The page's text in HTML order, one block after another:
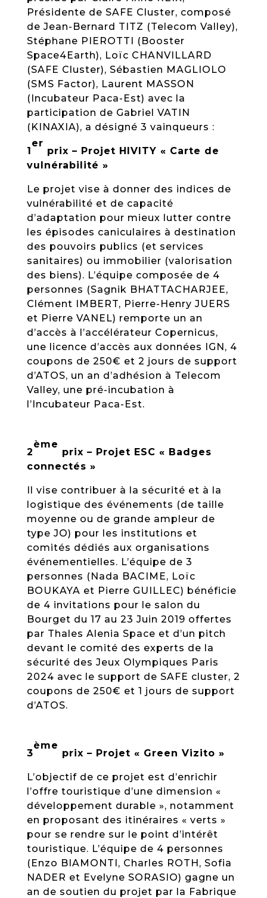
Présidente de SAFE Cluster, composé
de Jean-Bernard TITZ (Telecom Valley),
Stéphane PIEROTTI (Booster
Space4Earth), Loïc CHANVILLARD
(SAFE Cluster), Sébastien MAGLIOLO
(SMS Factor), Laurent MASSON
(Incubateur Paca-Est) avec la
participation de Gabriel VATIN
(KINAXIA), a désigné 3 vainqueurs :
1
er
prix – Projet HIVITY « Carte de
vulnérabilité »
Le projet vise à donner des indices de
vulnérabilité et de capacité
d’adaptation pour mieux lutter contre
les épisodes caniculaires à destination
des pouvoirs publics (et services
sanitaires) ou immobilier (valorisation
des biens). L’équipe composée de 4
personnes (Sagnik BHATTACHARJEE,
Clément IMBERT, Pierre-Henry JUERS
et Pierre VANEL) remporte un an
d’accès à l’accélérateur Copernicus,
une licence d’accès aux données IGN, 4
coupons de 250€ et 2 jours de support
d’ATOS, un an d’adhésion à Telecom
Valley, une pré-incubation à
l’Incubateur Paca-Est.
2
ème
prix – Projet ESC « Badges
connectés »
Il vise contribuer à la sécurité et à la
logistique des événements (de taille
moyenne ou de grande ampleur de
type JO) pour les institutions et
comités dédiés aux organisations
événementielles. L’équipe de 3
personnes (Nada BACIME, Loïc
BOUKAYA et Pierre GUILLEC) bénéficie
de 4 invitations pour le salon du
Bourget du 17 au 23 Juin 2019 offertes
par Thales Alenia Space et d’un pitch
devant le comité des experts de la
sécurité des Jeux Olympiques Paris
2024 avec le support de SAFE cluster, 2
coupons de 250€ et 1 jours de support
d’ATOS.
3
ème
prix – Projet « Green Vizito »
L’objectif de ce projet est d’enrichir
l’offre touristique d’une dimension «
développement durable », notamment
en proposant des itinéraires « verts »
pour se rendre sur le point d’intérêt
touristique. L’équipe de 4 personnes
(Enzo BIAMONTI, Charles ROTH, Sofia
NADER et Evelyne SORASIO) gagne un
an de soutien du projet par la Fabrique